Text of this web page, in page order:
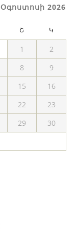
Օգոստոսի 2026
Շ Կ
1
2
8
9
15
16
22
23
29
30